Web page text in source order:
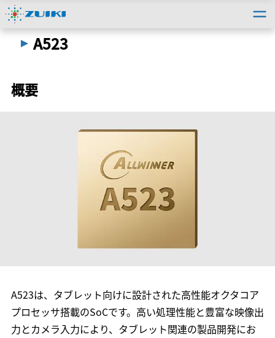
トップ＞法人のお客様
A523
概要
A523は、タブレット向けに設計された高性能オクタコア
プロセッサ搭載のSoCです。高い処理性能と豊富な映像出
力とカメラ入力により、タブレット関連の製品開発にお